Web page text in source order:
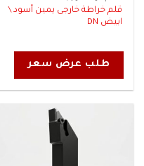
قلم خراطة خارجى يمين أسود \
ابيض DN
طلب عرض سعر